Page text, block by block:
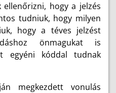
hogy a jelzés
tudniuk, hogy milyen
hogy a téves jelzést
önmagukat is
egyéni kóddal tudnak
megkezdett vonulás